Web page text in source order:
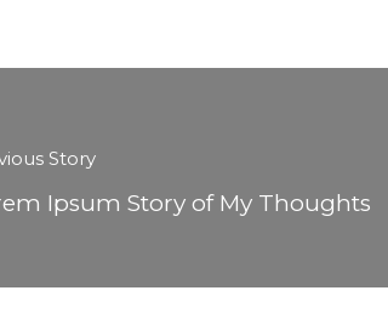
Story
Ipsum Story of My Thoughts